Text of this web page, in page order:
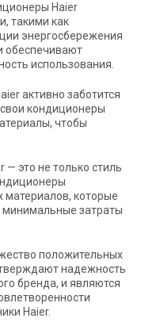
Haier
такими как
энергосбережения
обеспечивают
использования.
активно заботится
кондиционеры
чтобы
— это не только стиль
материалов, которые
минимальные затраты
положительных
надежность
бренда, и являются
Haier.